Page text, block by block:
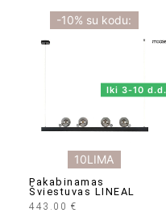
10LIMA
-10% su kodu:
Iki 3-10 d.d.
Pakabinamas
Šviestuvas LINEAL
443.00 €